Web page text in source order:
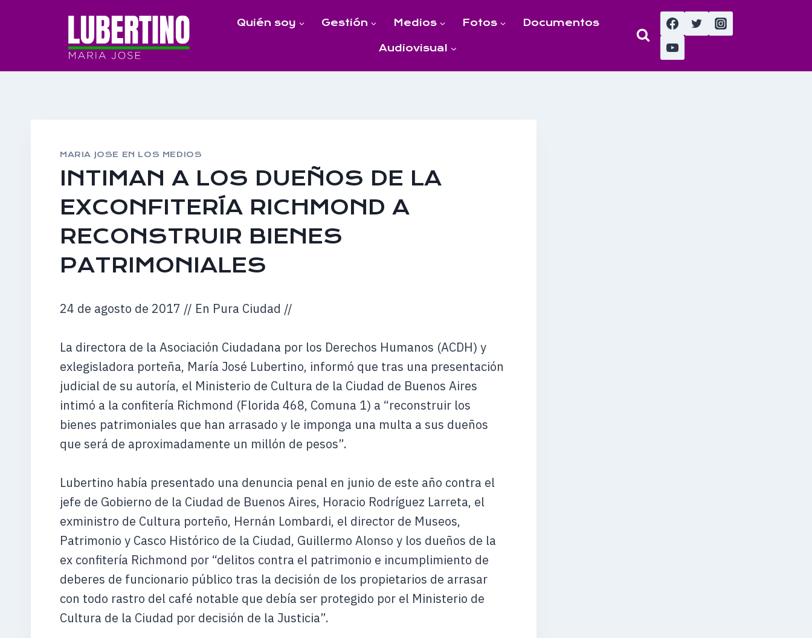
Quién soy Gestión Medios Fotos Documentos
Audiovisual
MARIA JOSE EN LOS MEDIOS
INTIMAN A LOS DUEÑOS DE LA
EXCONFITERÍA RICHMOND A
RECONSTRUIR BIENES
PATRIMONIALES
24 de agosto de 2017 // En Pura Ciudad //
La directora de la Asociación Ciudadana por los Derechos Humanos (ACDH) y
exlegisladora porteña, María José Lubertino, informó que tras una presentación
judicial de su autoría, el Ministerio de Cultura de la Ciudad de Buenos Aires
intimó a la confitería Richmond (Florida 468, Comuna 1) a “reconstruir los
bienes patrimoniales que han arrasado y le imponga una multa a sus dueños
que será de aproximadamente un millón de pesos”.
Lubertino había presentado una denuncia penal en junio de este año contra el
jefe de Gobierno de la Ciudad de Buenos Aires, Horacio Rodríguez Larreta, el
exministro de Cultura porteño, Hernán Lombardi, el director de Museos,
Patrimonio y Casco Histórico de la Ciudad, Guillermo Alonso y los dueños de la
ex confitería Richmond por “delitos contra el patrimonio e incumplimiento de
deberes de funcionario público tras la decisión de los propietarios de arrasar
con todo rastro del café notable que debía ser protegido por el Ministerio de
Cultura de la Ciudad por decisión de la Justicia”.